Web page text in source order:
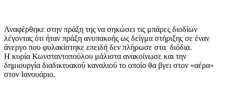
Αναφέρθηκε στην πράξη της να σηκώσει τις μπάρες διοδίων
λέγοντας ότι ήταν πράξη ανυπακοής ως δείγμα στήριξης σε έναν
άνεργο που φυλακίστηκε επειδή δεν πλήρωσε στα διόδια.
Η κυρία Κωνσταντοπούλου μάλιστα ανακοίνωσε και την
δημιουργία διαδικτυακού καναλιού το οποίο θα βγει στον «αέρα»
στον Ιανουάριο.